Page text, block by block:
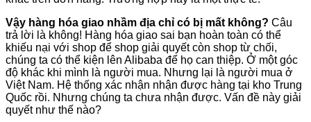
Vậy hàng hóa giao nhầm địa chỉ có bị mất không? Câu
trả lời là không! Hàng hóa giao sai bạn hoàn toàn có thể
khiếu nại với shop để shop giải quyết còn shop từ chối,
chúng ta có thể kiện lên Alibaba để họ can thiệp. Ở một góc
độ khác khi mình là người mua. Nhưng lại là người mua ở
Việt Nam. Hệ thống xác nhận nhận được hàng tại kho Trung
Quốc rồi. Nhưng chúng ta chưa nhận được. Vấn đề này giải
quyết như thế nào?